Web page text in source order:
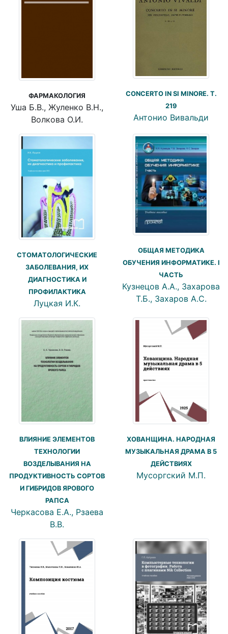
ФАРМАКОЛОГИЯ
Уша Б.В., Жуленко В.Н.,
Волкова О.И.
CONCERTO IN SI MINORE. T.
219
Антонио Вивальди
СТОМАТОЛОГИЧЕСКИЕ
ЗАБОЛЕВАНИЯ, ИХ
ДИАГНОСТИКА И
ПРОФИЛАКТИКА
Луцкая И.К.
ОБЩАЯ МЕТОДИКА
ОБУЧЕНИЯ ИНФОРМАТИКЕ. I
ЧАСТЬ
Кузнецов А.А., Захарова
Т.Б., Захаров А.С.
ВЛИЯНИЕ ЭЛЕМЕНТОВ
ТЕХНОЛОГИИ
ВОЗДЕЛЫВАНИЯ НА
ПРОДУКТИВНОСТЬ СОРТОВ
И ГИБРИДОВ ЯРОВОГО
РАПСА
Черкасова Е.А., Рзаева
В.В.
ХОВАНЩИНА. НАРОДНАЯ
МУЗЫКАЛЬНАЯ ДРАМА В 5
ДЕЙСТВИЯХ
Мусоргский М.П.